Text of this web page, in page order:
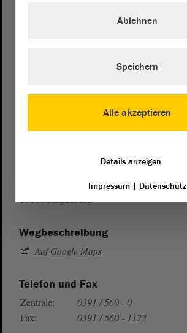
Wegbeschreibung
Auf Google Maps
Telefon und Fax
Zentrale:
0391 / 560 - 0
Fax:
0391 / 560 - 1123
Alle akzeptieren
Ablehnen
Speichern
Details anzeigen
Impressum| Datenschutz